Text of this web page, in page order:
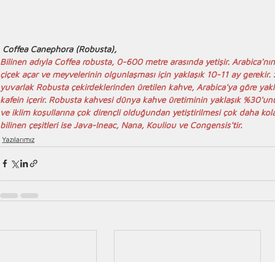
Coffea Canephora (Robusta),
Bilinen adıyla Coffea robusta, 0-600 metre arasında yetişir.
çiçek açar ve meyvelerinin olgunlaşması için yaklaşık 10-11 ay gerekir.
yuvarlak Robusta çekirdeklerinden üretilen kahve, Arabica'ya göre
kafein içerir. Robusta kahvesi dünya kahve üretiminin yaklaşık
ve iklim koşullarına çok dirençli olduğundan yetiştirilmesi çok daha
bilinen çeşitleri ise Java-Ineac, Nana, Kouliou ve Congensis'tir.
Yazılarımız